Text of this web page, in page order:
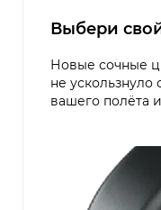
Выбери
Новые сочные
не
вашего полёта